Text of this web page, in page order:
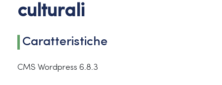
culturali
Caratteristiche
CMS Wordpress 6.8.3